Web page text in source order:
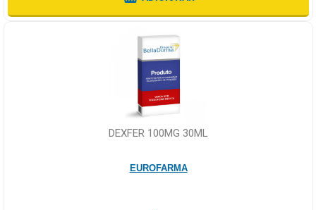
DEXFER 100MG 30ML
EUROFARMA